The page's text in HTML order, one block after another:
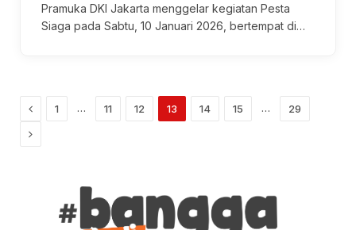
Pramuka DKI Jakarta menggelar kegiatan Pesta
Siaga pada Sabtu, 10 Januari 2026, bertempat di…
Previous
1 … 11 12 13 14 15 … 29
Next